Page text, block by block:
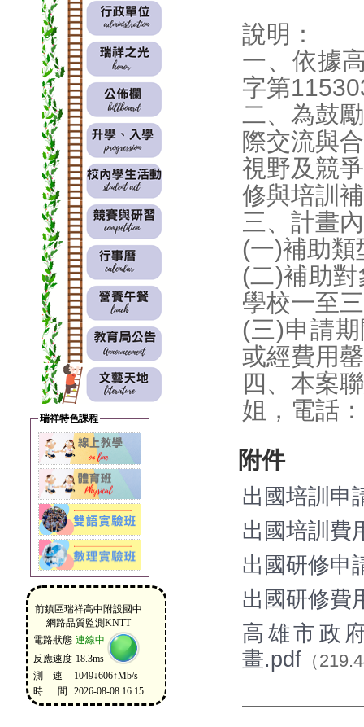
瑞祥特色課程
說明：
一、依據
字第
二、為鼓
際交流與
視野及競
修與培訓
三、計畫
(一)補助
(二)補助
學校一至
(三)申請
或經費用
四、本案
姐，電話
附件
出國培訓申
出國培訓費
出國研修申
出國研修費
高雄市政
畫.pdf （